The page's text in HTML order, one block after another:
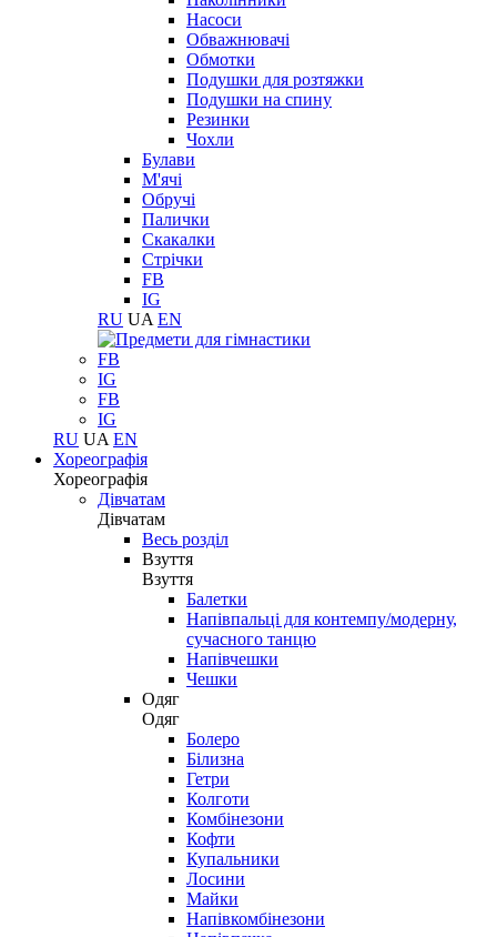
Насоси
Обважнювачі
Обмотки
Подушки для розтяжки
Подушки на спину
Резинки
Чохли
Булави
М'ячі
Обручі
Палички
Скакалки
Стрічки
FB
IG
RU UA EN
FB
IG
FB
IG
RU UA EN
Хореографія
Хореографія
Дівчатам
Дівчатам
Весь розділ
Взуття
Взуття
Балетки
Напівпальці для контемпу/модерну,
сучасного танцю
Напівчешки
Чешки
Одяг
Одяг
Болеро
Білизна
Гетри
Колготи
Комбінезони
Кофти
Купальники
Лосини
Майки
Напівкомбінезони